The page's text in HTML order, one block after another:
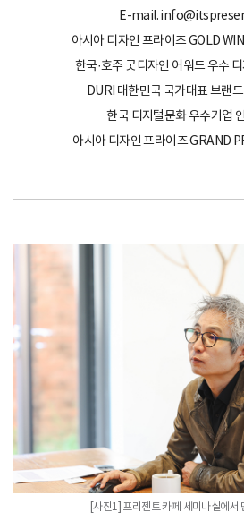
E-mail.
아시아 디자인 프라이즈 GOLD
한국·호주 굿디자인 어워드 우수
DURI 대한민국 국가대표 브랜
한국 디지털문화 우수기업
아시아 디자인 프라이즈 GRAND
[사진1] 프리젠트 카페 세미나실에서